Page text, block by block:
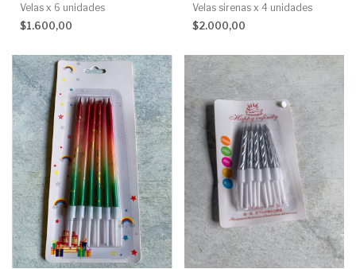
Velas x 6 unidades
$1.600,00
Velas sirenas x 4 unidades
$2.000,00